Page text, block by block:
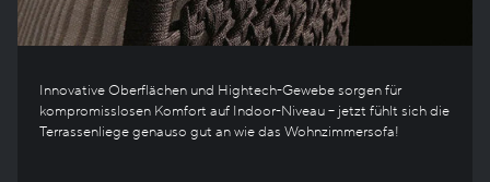
Innovative Oberflächen und Hightech-Gewebe sorgen für
kompromisslosen Komfort auf Indoor-Niveau – jetzt fühlt sich die
Terrassenliege genauso gut an wie das Wohnzimmersofa!